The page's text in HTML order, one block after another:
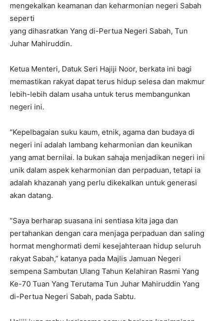
mengekalkan keamanan dan keharmonian negeri Sabah
seperti
yang dihasratkan Yang di-Pertua Negeri Sabah, Tun
Juhar Mahiruddin.
Ketua Menteri, Datuk Seri Hajiji Noor, berkata ini bagi
memastikan rakyat dapat terus hidup selesa dan makmur
lebih-lebih dalam usaha untuk terus membangunkan
negeri ini.
“Kepelbagaian suku kaum, etnik, agama dan budaya di
negeri ini adalah lambang keharmonian dan keunikan
yang amat bernilai. Ia bukan sahaja menjadikan negeri ini
unik dalam aspek keharmonian dan perpaduan, tetapi ia
adalah khazanah yang perlu dikekalkan untuk generasi
akan datang.
“Saya berharap suasana ini sentiasa kita jaga dan
pertahankan dengan cara menjaga perpaduan dan saling
hormat menghormati demi kesejahteraan hidup seluruh
rakyat Sabah,” katanya pada Majlis Jamuan Negeri
sempena Sambutan Ulang Tahun Kelahiran Rasmi Yang
Ke-70 Tuan Yang Terutama Tun Juhar Mahiruddin Yang
di-Pertua Negeri Sabah, pada Sabtu.